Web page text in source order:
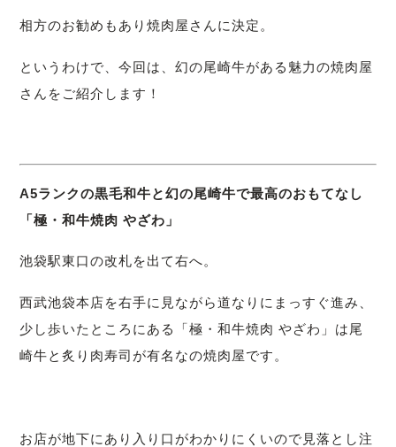
相方のお勧めもあり焼肉屋さんに決定。
というわけで、今回は、幻の尾崎牛がある魅力の焼肉屋
さんをご紹介します！
A5ランクの黒毛和牛と幻の尾崎牛で最高のおもてなし
「極・和牛焼肉 やざわ」
池袋駅東口の改札を出て右へ。
西武池袋本店を右手に見ながら道なりにまっすぐ進み、
少し歩いたところにある「極・和牛焼肉 やざわ」は尾
崎牛と炙り肉寿司が有名なの焼肉屋です。
お店が地下にあり入り口がわかりにくいので見落とし注